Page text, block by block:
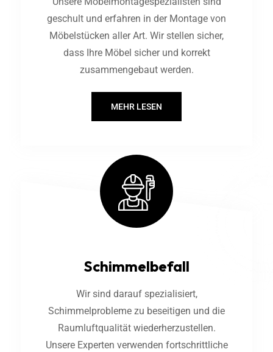
geschult und erfahren in der Montage von
Möbelstücken aller Art. Wir stellen sicher,
dass Ihre Möbel sicher und korrekt
zusammengebaut werden.
MEHR LESEN
Schimmelbefall
Wir sind darauf spezialisiert,
Schimmelprobleme zu beseitigen und die
Raumluftqualität wiederherzustellen.
Unsere Experten verwenden fortschrittliche